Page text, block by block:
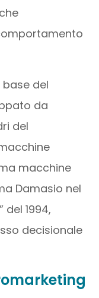
del
da
del
macchine
Damasio nel
del 1994,
decisionale